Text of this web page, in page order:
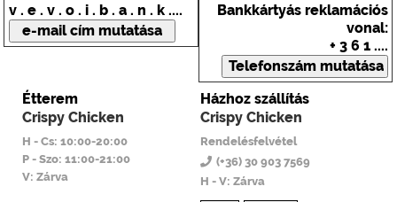
v . e . v . o . i . b . a . n . k ....
Bankkártyás reklamációs
vonal:
+ 3 6 1 ....
Étterem
Crispy Chicken
H - Cs: 10:00-20:00
P - Szo: 11:00-21:00
V: Zárva
Házhoz szállítás
Crispy Chicken
Rendelésfelvétel
(+36) 30 903 7569
H - V: Zárva